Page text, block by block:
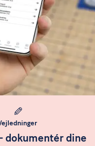
dokumentér dine